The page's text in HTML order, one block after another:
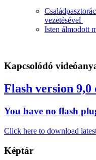
vezetésével
Isten álmodott
Kapcsolódó
Flash version
You have no flash
Click here to download
Képtár